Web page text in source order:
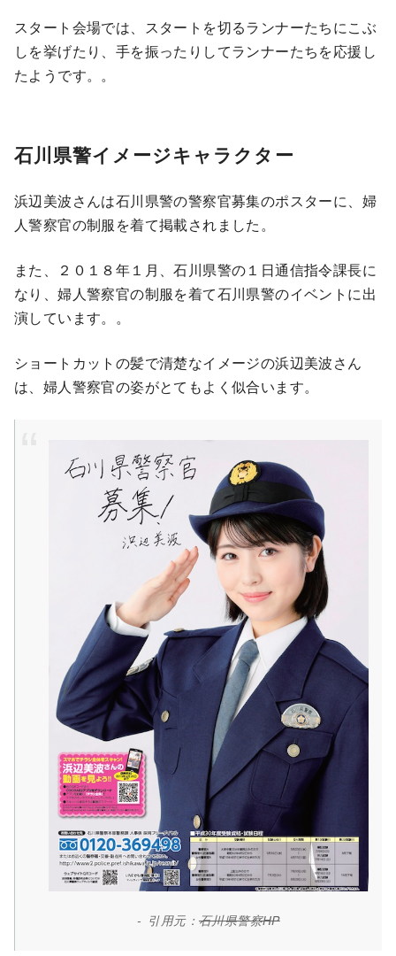
スタート会場では、スタートを切るランナーたちにこぶ
しを挙げたり、手を振ったりしてランナーたちを応援し
たようです。。
石川県警イメージキャラクター
浜辺美波さんは石川県警の警察官募集のポスターに、婦
人警察官の制服を着て掲載されました。
また、２０１８年１月、石川県警の１日通信指令課長に
なり、婦人警察官の制服を着て石川県警のイベントに出
演しています。。
ショートカットの髪で清楚なイメージの浜辺美波さん
は、婦人警察官の姿がとてもよく似合います。
引用元： 石川県警察HP